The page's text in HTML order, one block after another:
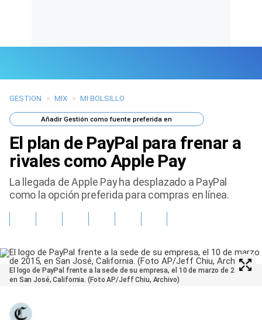
Últimas Noticias
Mi Bolsillo
Respuestas
Gente
Sports
GESTION > MIX > MI BOLSILLO
AñadirGestión como fuente preferida en
El plan de PayPal para frenar a
rivales como Apple Pay
La llegada de Apple Pay ha desplazado a PayPal
como la opción preferida para compras en línea.
El logo de PayPal frente a la sede de su empresa, el 10 de marzo de 2015,
en San José, California. (Foto AP/Jeff Chiu, Archivo)